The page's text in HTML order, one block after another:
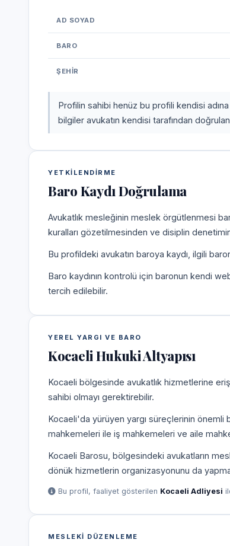
AD SOYAD
BARO
ŞEHIR
Profilin sahibi henüz bu profili kendisi
bilgiler avukatın kendisi tarafından
YETKILENDIRME
Baro Kaydı Doğrulama
Avukatlık mesleğinin meslek örgütlenmesi
kuralları gözetilmesinden ve disiplin
Bu profildeki avukatın baroya kaydı, ilgili
Baro kaydının kontrolü için baronun kendi
tercih edilebilir.
YEREL YARGI VE BARO
Kocaeli Hukuki Altyapısı
Kocaeli bölgesinde avukatlık hizmetlerine
sahibi olmayı gerektirebilir.
Kocaeli'da yürüyen yargı süreçlerinin önemli
mahkemeleri ile iş mahkemeleri ve aile
Kocaeli Barosu, bölgesindeki avukatların
dönük hizmetlerin organizasyonunu da
Bu profil, faaliyet gösterilen Kocaeli Adliyesi
MESLEKI DÜZENLEME